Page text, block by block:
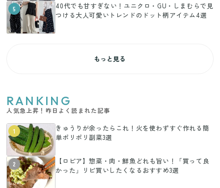
5
40代でも甘すぎない！ユニクロ・GU・しまむらで見
つける大人可愛いトレンドのドット柄アイテム4選
もっと見る
RANKING
人気急上昇！昨日よく読まれた記事
1
きゅうりが余ったらこれ！火を使わずすぐ作れる簡
単ポリポリ副菜3選
2
【ロピア】惣菜・肉・鮮魚どれも旨い！「買って良
かった」リピ買いしたくなるおすすめ3選